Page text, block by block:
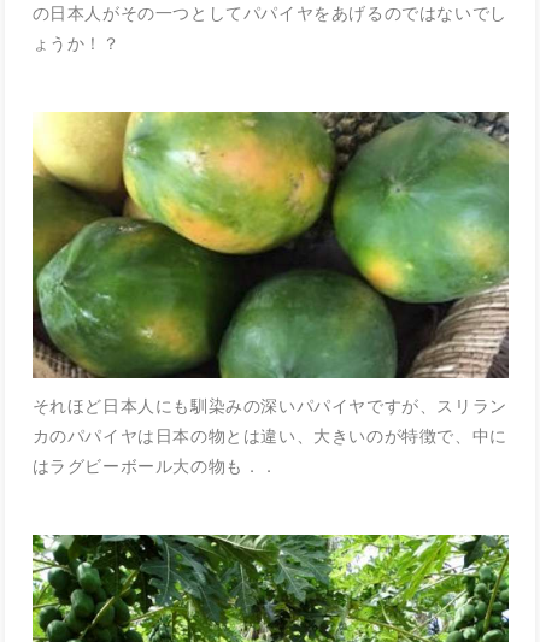
の日本人がその一つとしてパパイヤをあげるのではないでし
ょうか！？
それほど日本人にも馴染みの深いパパイヤですが、スリラン
カのパパイヤは日本の物とは違い、大きいのが特徴で、中に
はラグビーボール大の物も．．